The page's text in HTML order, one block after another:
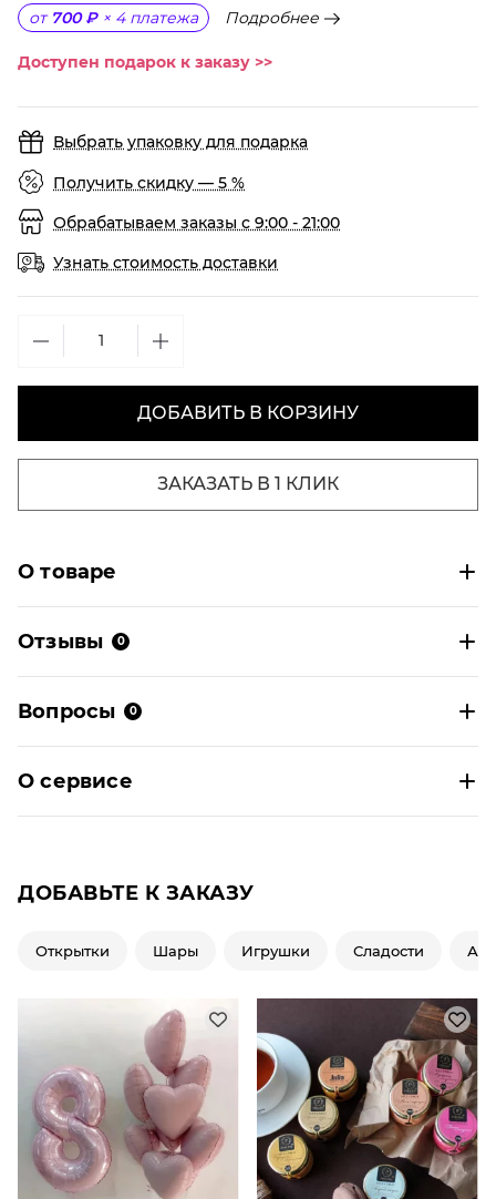
от 700 ₽ × 4 платежа Подробнее
Доступен подарок к заказу >>
Выбрать упаковку для подарка
Получить скидку — 5 %
Обрабатываем заказы с 9:00 - 21:00
Узнать стоимость доставки
ДОБАВИТЬ В КОРЗИНУ
ЗАКАЗАТЬ В 1 КЛИК
О товаре
Отзывы 0
Вопросы 0
О сервисе
ДОБАВЬТЕ К ЗАКАЗУ
Открытки Шары Игрушки Сладости